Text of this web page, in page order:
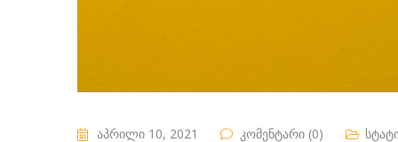
აპრილი 10, 2021 კომენტარი (0)